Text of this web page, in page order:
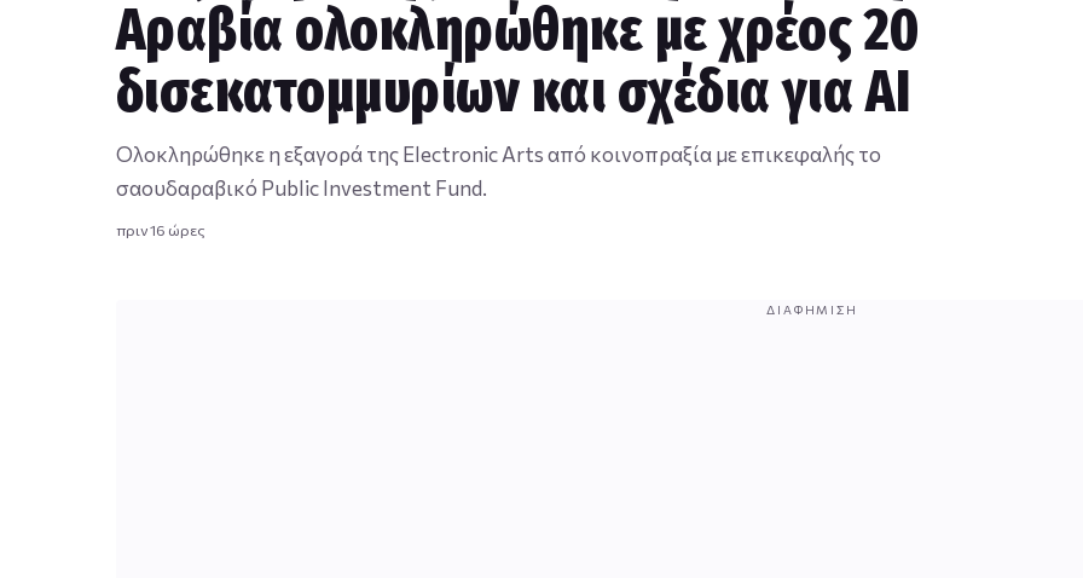
Αραβία ολοκληρώθηκε με χρέος 20
δισεκατομμυρίων και σχέδια για AI
Ολοκληρώθηκε η εξαγορά της Electronic Arts από κοινοπραξία με επικεφαλής το
σαουδαραβικό Public Investment Fund.
πριν 16 ώρες
ΔΙΑΦΉΜΙΣΗ